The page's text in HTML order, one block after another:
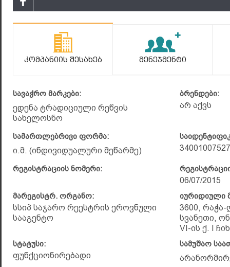
Კომპანიის Შესახებ Მენეჯმენტი
სავაჭრო მარკები:
ედენა ტრადიციული რეწვის
სახელოსნო
ბრენდები:
არ აქვს
სამართლებრივი ფორმა:
ი.მ. (ინდივიდუალური მეწარმე) 34001007527
რეგისტრაციის ნომერი:
06/07/2015
მარეგისტრ. ორგანო:
სსიპ საჯარო რეესტრის ეროვნული
სააგენტო
იურიდიული
3600,
სვანეთი,
VI-ის ქ. I
სტატუსი:
ფუნქციონირებადი
სამუშაო